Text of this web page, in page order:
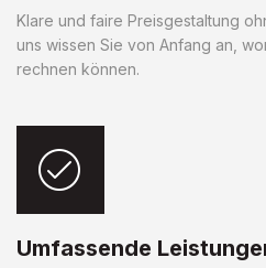
Klare und faire Preisgestaltung
uns wissen Sie von Anfang an,
rechnen können.
Umfassende